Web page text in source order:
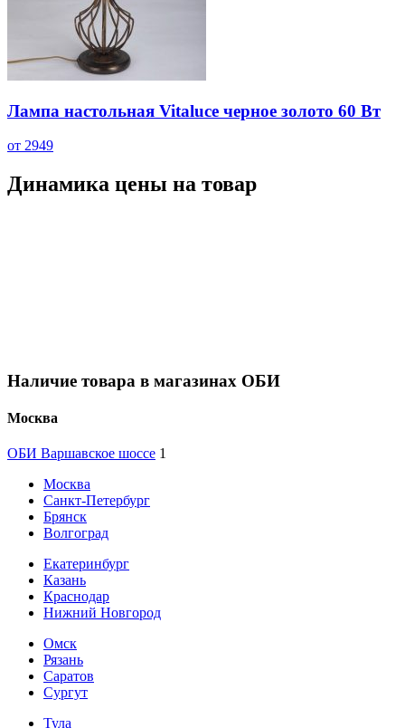
Лампа настольная Vitaluce черное золото 60 Вт
от 2949
Динамика цены на товар
Наличие товара в магазинах ОБИ
Москва
ОБИ Варшавское шоссе 1
Москва
Санкт-Петербург
Брянск
Волгоград
Екатеринбург
Казань
Краснодар
Нижний Новгород
Омск
Рязань
Саратов
Сургут
Тула